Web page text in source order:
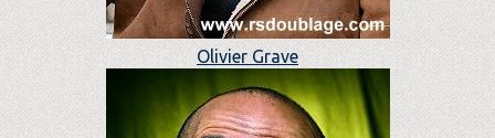
Olivier Grave